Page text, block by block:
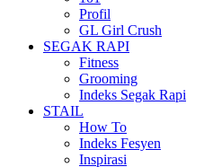
Profil
GL Girl Crush
SEGAK RAPI
Fitness
Grooming
Indeks Segak Rapi
STAIL
How To
Indeks Fesyen
Inspirasi